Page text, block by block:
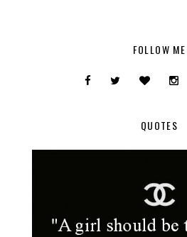
FOLLOW ME
QUOTES